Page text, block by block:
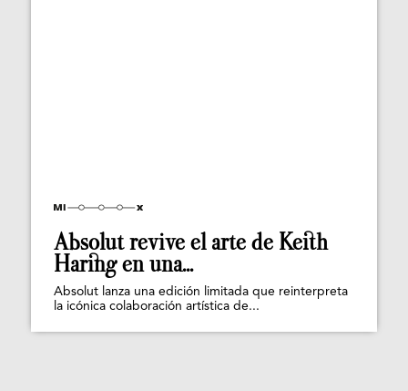
Absolut revive el arte de Keith
Haring en una...
Absolut lanza una edición limitada que reinterpreta
la icónica colaboración artística de...